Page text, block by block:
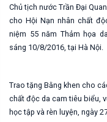
Chủ tịch nước Trần Đại
cho Hội Nạn nhân chất
niệm 55 năm Thảm họa
sáng 10/8/2016, tại Hà Nội.
Trao tặng Bằng khen cho
chất độc da cam tiêu biểu,
học tập và rèn luyện, ngày